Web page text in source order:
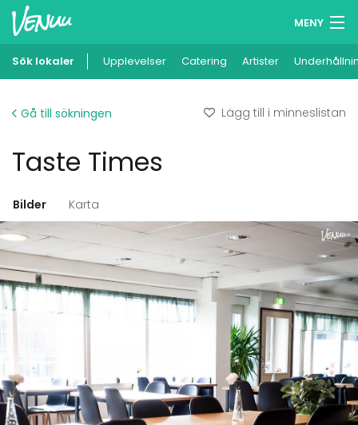
MENY
Minneslista
Lägg till din lokal
Sök lokaler Upplevelser Catering Artister
Gå till sökningen Lägg till i minneslistan
Taste Times
Bilder Karta